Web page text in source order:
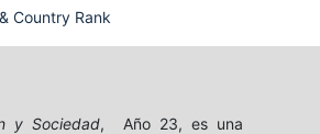
y Sociedad, Año 23, es una